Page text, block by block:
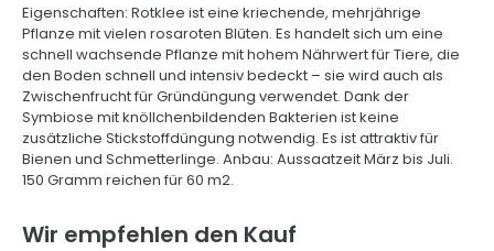
Eigenschaften: Rotklee ist eine kriechende, mehrjährige
Pflanze mit vielen rosaroten Blüten. Es handelt sich um eine
schnell wachsende Pflanze mit hohem Nährwert für Tiere, die
den Boden schnell und intensiv bedeckt – sie wird auch als
Zwischenfrucht für Gründüngung verwendet. Dank der
Symbiose mit knöllchenbildenden Bakterien ist keine
zusätzliche Stickstoffdüngung notwendig. Es ist attraktiv für
Bienen und Schmetterlinge. Anbau: Aussaatzeit März bis Juli.
150 Gramm reichen für 60 m2.
Wir empfehlen den Kauf